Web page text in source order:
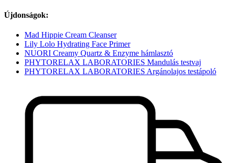
Újdonságok:
Mad Hippie Cream Cleanser
Lily Lolo Hydrating Face Primer
NUORI Creamy Quartz & Enzyme hámlasztó
PHYTORELAX LABORATORIES Mandulás testvaj
PHYTORELAX LABORATORIES Argánolajos testápoló